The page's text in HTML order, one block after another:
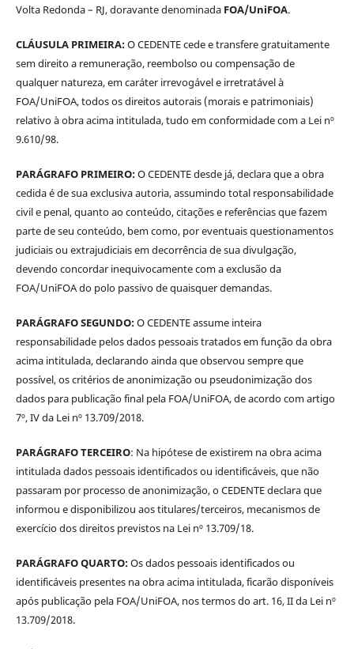
Volta Redonda – RJ, doravante denominada FOA/UniFOA.
CLÁUSULA PRIMEIRA:O CEDENTE cede e transfere gratuitamente
sem direito a remuneração, reembolso ou compensação de
qualquer natureza, em caráter irrevogável e irretratável à
FOA/UniFOA, todos os direitos autorais (morais e patrimoniais)
relativo à obra acima intitulada, tudo em conformidade com a Lei nº
9.610/98.
PARÁGRAFO PRIMEIRO:O CEDENTE desde já, declara que a obra
cedida é de sua exclusiva autoria, assumindo total responsabilidade
civil e penal, quanto ao conteúdo, citações e referências que fazem
parte de seu conteúdo, bem como, por eventuais questionamentos
judiciais ou extrajudiciais em decorrência de sua divulgação,
devendo concordar inequivocamente com a exclusão da
FOA/UniFOA do polo passivo de quaisquer demandas.
PARÁGRAFO SEGUNDO:O CEDENTE assume inteira
responsabilidade pelos dados pessoais tratados em função da obra
acima intitulada, declarando ainda que observou sempre que
possível, os critérios de anonimização ou pseudonimização dos
dados para publicação final pela FOA/UniFOA, de acordo com artigo
7º, IV da Lei nº 13.709/2018.
PARÁGRAFO TERCEIRO: Na hipótese de existirem na obra acima
intitulada dados pessoais identificados ou identificáveis, que não
passaram por processo de anonimização, o CEDENTE declara que
informou e disponibilizou aos titulares/terceiros, mecanismos de
exercício dos direitos previstos na Lei nº 13.709/18.
PARÁGRAFO QUARTO:Os dados pessoais identificados ou
identificáveis presentes na obra acima intitulada, ficarão disponíveis
após publicação pela FOA/UniFOA, nos termos do art. 16, II da Lei nº
13.709/2018.